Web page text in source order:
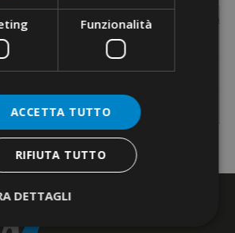
Lunghezza
Ø max di serraggio
[mm]
Resistenza
229 55
229
Funzionalità
ACCETTA TUTTO
RIFIUTA TUTTO
DETTAGLI